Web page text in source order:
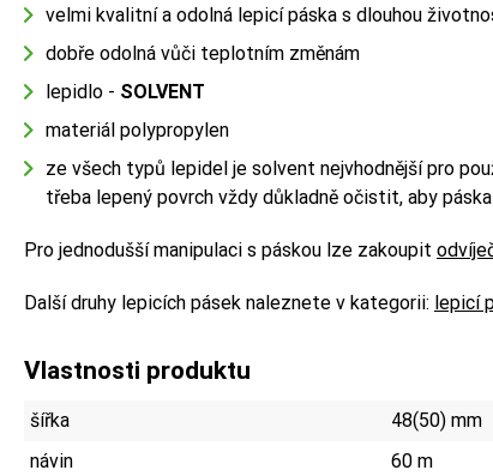
velmi kvalitní a odolná lepicí páska s dlouhou
dobře odolná vůči teplotním změnám
lepidlo - SOLVENT
materiál polypropylen
ze všech typů lepidel je solvent nejvhodnější pro
třeba lepený povrch vždy důkladně očistit, aby
Pro jednodušší manipulaci s páskou lze zakoupit
Další druhy lepicích pásek naleznete v kategorii: lepicí
Vlastnosti produktu
šířka
48(50) mm
návin
60 m